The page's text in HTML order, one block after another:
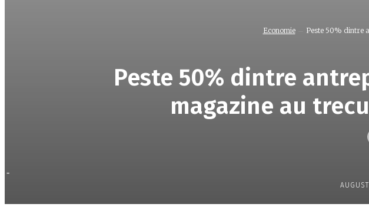
Economie Peste 50% dintre
Peste 50% dintre
magazine au
-